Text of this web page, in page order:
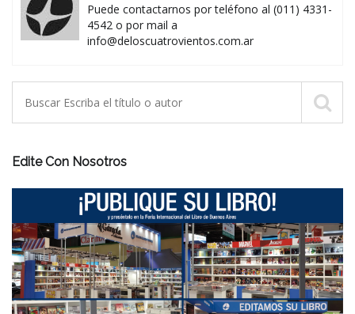
Puede contactarnos por teléfono al (011) 4331-
4542 o por mail a
info@deloscuatrovientos.com.ar
Edite Con Nosotros